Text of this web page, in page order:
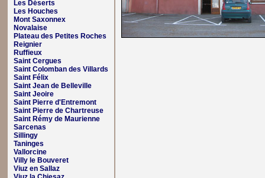
Les Déserts
Les Houches
Mont Saxonnex
Novalaise
Plateau des Petites Roches
Reignier
Ruffieux
Saint Cergues
Saint Colomban des Villards
Saint Félix
Saint Jean de Belleville
Saint Jeoire
Saint Pierre d'Entremont
Saint Pierre de Chartreuse
Saint Rémy de Maurienne
Sarcenas
Sillingy
Taninges
Vallorcine
Villy le Bouveret
Viuz en Sallaz